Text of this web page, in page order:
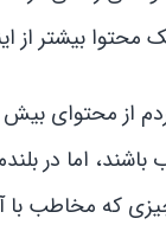
بیشتر از
محتوای بیش
اما در
که مخاطب با